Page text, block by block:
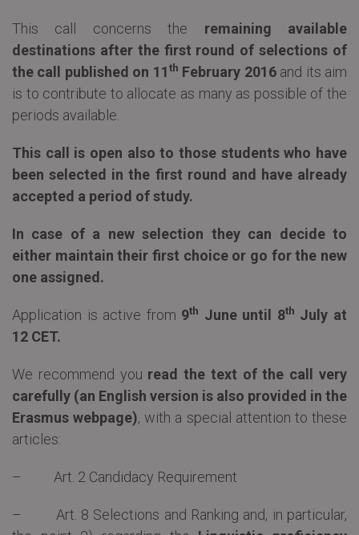
This call concerns the remaining available
destinations after the first round of selections of
the call published on 11th February 2016and its aim
is to contribute to allocate as many as possible of the
periods available.
This call is open also to those students who have
been selected in the first round and have already
accepted a period of study.
In case of a new selection they can decide to
either maintain their first choice or go for the new
one assigned.
Application is active from 9th June until 8th July at
12 CET.
We recommend you read the text of the call very
carefully (an English version is also provided in the
Erasmus webpage), with a special attention to these
articles:
– Art. 2 Candidacy Requirement
– Art. 8 Selections and Ranking and, in particular,